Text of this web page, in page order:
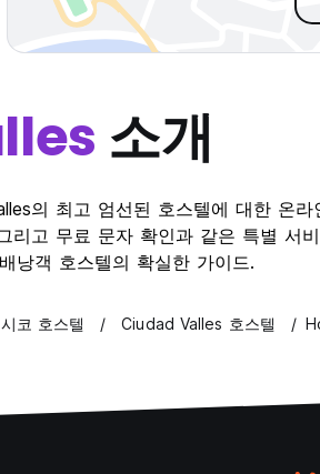
소개
의 최고 엄선된 호스텔에 대한 온
리고 무료 문자 확인과 같은 특별
낭객 호스텔의 확실한 가이드.
코 호스텔 Ciudad Valles 호스텔